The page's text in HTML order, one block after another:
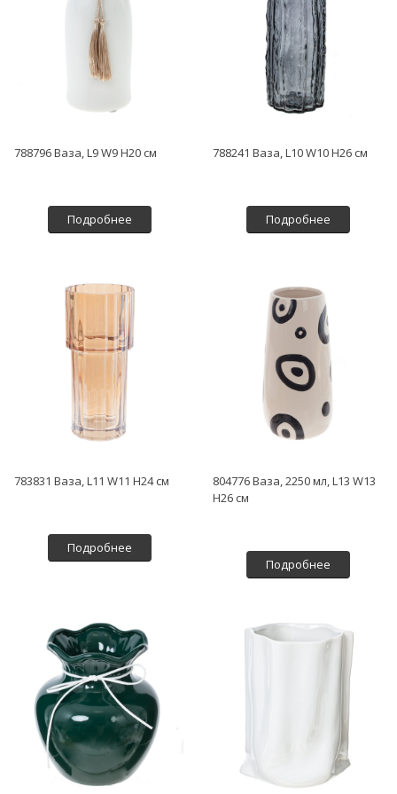
788796 Ваза, L9 W9 H20 см
Подробнее
788241 Ваза, L10 W10 H26 см
Подробнее
783831 Ваза, L11 W11 H24 см
Подробнее
804776 Ваза, 2250 мл, L13 W13
H26 см
Подробнее